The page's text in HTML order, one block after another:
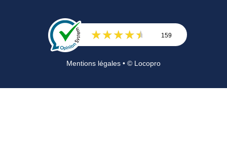
159
Mentions légales • © Locopro